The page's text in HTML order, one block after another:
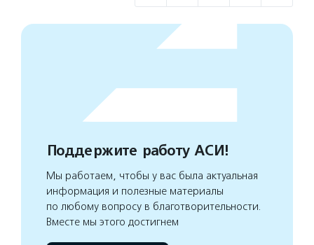
Поддержите работу АСИ!
Мы работаем, чтобы у вас была актуальная
информация и полезные материалы
по любому вопросу в благотворительности.
Вместе мы этого достигнем